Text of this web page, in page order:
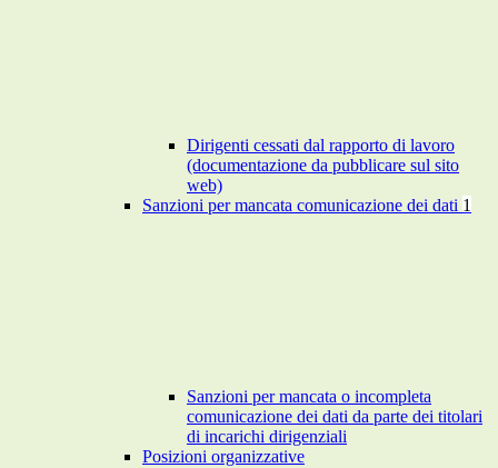
Dirigenti cessati dal rapporto di lavoro
(documentazione da pubblicare sul sito
web)
Sanzioni per mancata comunicazione dei dati 1
Sanzioni per mancata o incompleta
comunicazione dei dati da parte dei titolari
di incarichi dirigenziali
Posizioni organizzative